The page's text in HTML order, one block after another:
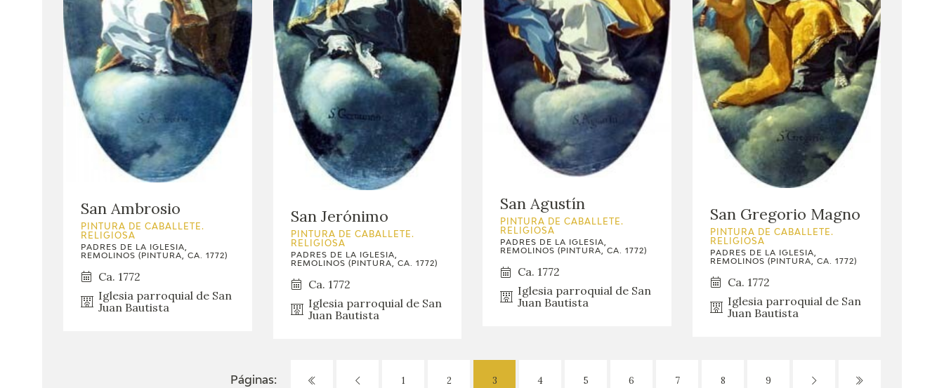
San Ambrosio
PINTURA DE CABALLETE.
RELIGIOSA
PADRES DE LA IGLESIA,
REMOLINOS (PINTURA, CA. 1772)
Ca. 1772
Iglesia parroquial de San
Juan Bautista
San Jerónimo
PINTURA DE CABALLETE.
RELIGIOSA
PADRES DE LA IGLESIA,
REMOLINOS (PINTURA, CA. 1772)
Ca. 1772
Iglesia parroquial de San
Juan Bautista
San Agustín
PINTURA DE CABALLETE.
RELIGIOSA
PADRES DE LA IGLESIA,
REMOLINOS (PINTURA, CA. 1772)
Ca. 1772
Iglesia parroquial de San
Juan Bautista
San Gregorio Magno
PINTURA DE CABALLETE.
RELIGIOSA
PADRES DE LA IGLESIA,
REMOLINOS (PINTURA, CA. 1772)
Ca. 1772
Iglesia parroquial de San
Juan Bautista
Páginas: 1 2 3 4 5 6 7 8 9